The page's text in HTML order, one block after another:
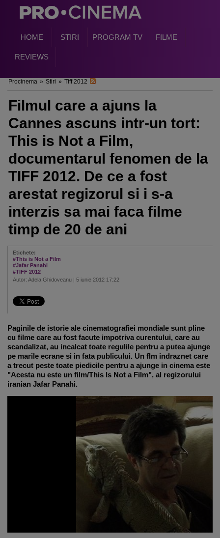
HOME STIRI PROGRAM TV FILME
REVIEWS
Procinema » Stiri » Tiff 2012
Filmul care a ajuns la
Cannes ascuns intr-un tort:
This is Not a Film,
documentarul fenomen de la
TIFF 2012. De ce a fost
arestat regizorul si i s-a
interzis sa mai faca filme
timp de 20 de ani
Etichete:
#This is Not a Film
#Jafar Panahi
#TIFF 2012
Autor: Adela Ghidoveanu | 5 iunie 2012 17:22
Paginile de istorie ale cinematografiei mondiale sunt pline
cu filme care au fost facute impotriva curentului, care au
scandalizat, au incalcat toate regulile pentru a putea ajunge
pe marile ecrane si in fata publicului. Un flm indraznet care
a trecut peste toate piedicile pentru a ajunge in cinema este
"Acesta nu este un film/This Is Not a Film", al regizorului
iranian Jafar Panahi.